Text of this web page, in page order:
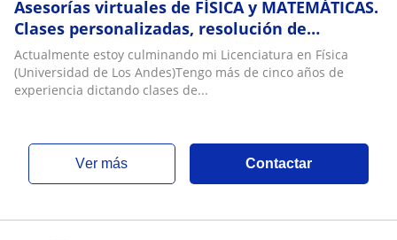
Asesorías virtuales de FÍSICA y MATEMÁTICAS.
Clases personalizadas, resolución de
ejercicios
Actualmente estoy culminando mi Licenciatura en Física
(Universidad de Los Andes)Tengo más de cinco años de
experiencia dictando clases de...
ver más Contactar